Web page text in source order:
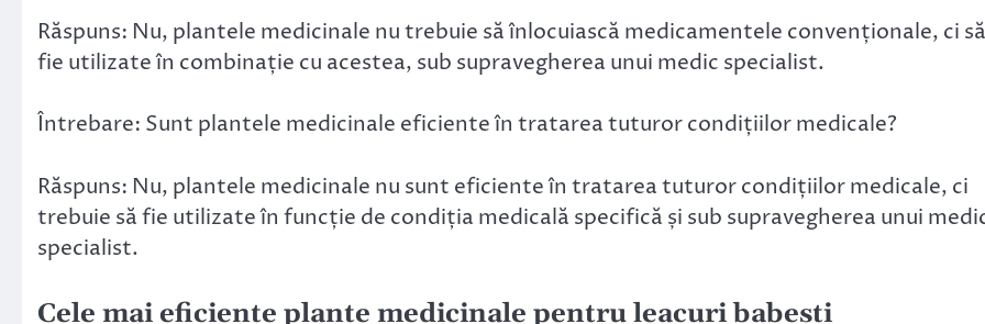
Răspuns: Nu, plantele medicinale nu trebuie să înlocuiască medicamentele convenționale, ci să
fie utilizate în combinație cu acestea, sub supravegherea unui medic specialist.
Întrebare: Sunt plantele medicinale eficiente în tratarea tuturor condițiilor medicale?
Răspuns: Nu, plantele medicinale nu sunt eficiente în tratarea tuturor condițiilor medicale, ci
trebuie să fie utilizate în funcție de condiția medicală specifică și sub supravegherea unui
specialist.
Cele mai eficiente plante medicinale pentru leacuri babesti